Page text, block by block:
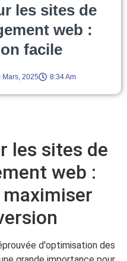
les sites de
web :
facile
Mars, 2025 8:34 Am
les sites de
web :
d'optimisation des